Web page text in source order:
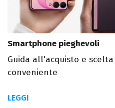
Smartphone pieghevoli
Guida all'acquisto e
conveniente
LEGGI